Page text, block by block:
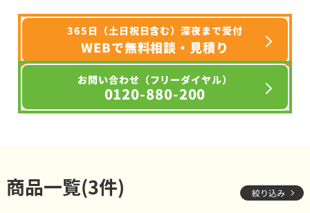
365日（土日祝日含む）深夜まで受付
WEBで無料相談・見積り
お問い合わせ（フリーダイヤル）
0120-880-200
商品一覧(3件) 絞り込み